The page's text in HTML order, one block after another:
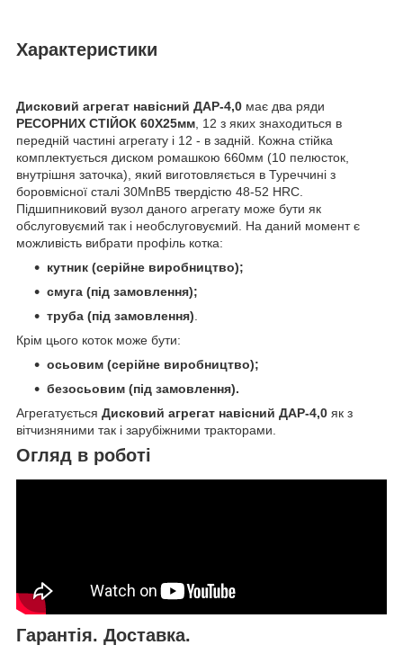
Характеристики
Дисковий агрегат навісний ДАР-4,0 має два ряди
РЕСОРНИХ СТІЙОК 60Х25мм , 12 з яких знаходиться в
передній частині агрегату і 12 - в задній. Кожна стійка
комплектується диском ромашкою 660мм (10 пелюсток,
внутрішня заточка), який виготовляється в Туреччині з
боровмісної сталі 30MnB5 твердістю 48-52 HRC.
Підшипниковий вузол даного агрегату може бути як
обслуговуємий так і необслуговуємий. На даний момент є
можливість вибрати профіль котка:
кутник (серійне виробництво);
смуга (під замовлення);
труба (під замовлення)
Крім цього коток може бути:
осьовим (серійне виробництво);
безосьовим (під замовлення).
Агрегатується Дисковий агрегат навісний ДАР-4,0 як з
вітчизняними так і зарубіжними тракторами.
Огляд в роботі
Гарантія. Доставка.